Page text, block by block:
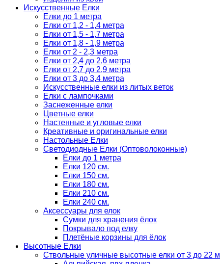
Искусственные Елки
Елки до 1 метра
Елки от 1,2 - 1,4 метра
Елки от 1,5 - 1,7 метра
Елки от 1,8 - 1,9 метра
Елки от 2 - 2,3 метра
Елки от 2,4 до 2,6 метра
Елки от 2,7 до 2,9 метра
Елки от 3 до 3,4 метра
Искусственные елки из литых веток
Елки с лампочками
Заснеженные елки
Цветные елки
Настенные и угловые елки
Креативные и оригинальные елки
Настольные Елки
Светодиодные Елки (Оптоволоконные)
Елки до 1 метра
Елки 120 см.
Елки 150 см.
Елки 180 см.
Елки 210 см.
Елки 240 см.
Аксессуары для елок
Сумки для хранения ёлок
Покрывало под елку
Плетёные корзины для ёлок
Высотные Елки
Ствольные уличные высотные елки от 3 до 22 м